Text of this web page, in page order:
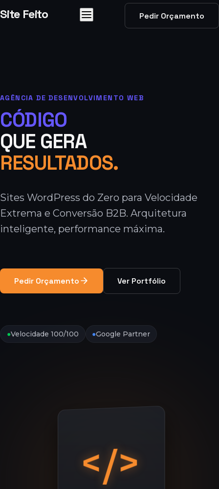
para
Site Feito Pedir Orçamento
AGÊNCIA DE DESENVOLVIMENTO WEB
CÓDIGO
QUE GERA
RESULTADOS.
Sites WordPress do Zero para Velocidade
Extrema e Conversão B2B. Arquitetura
inteligente, performance máxima.
Pedir Orçamento Ver Portfólio
●Velocidade 100/100 ●Google Partner
</>